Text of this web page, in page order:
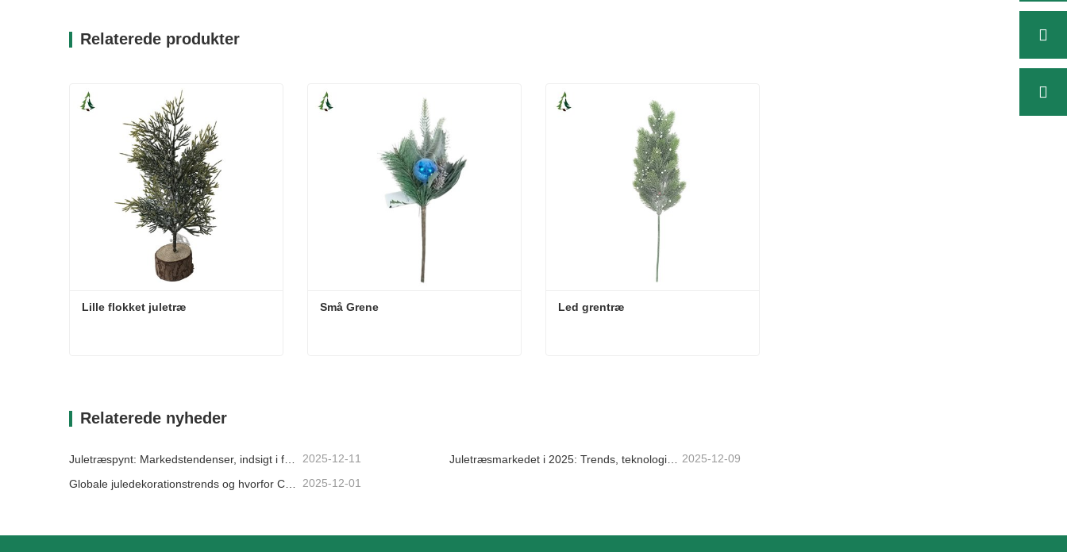
Relaterede produkter
Lille flokket juletræ Små Grene Led grentræ
Relaterede nyheder
2025-12-11 Juletræsmarkedet i 2025: Trends, teknologier og indkøbsguide til B2B-købere 2025-12-09
Globale juledekorationstrends og hvorfor Christmas Queen fortsat fører an på markedet 2025-12-01